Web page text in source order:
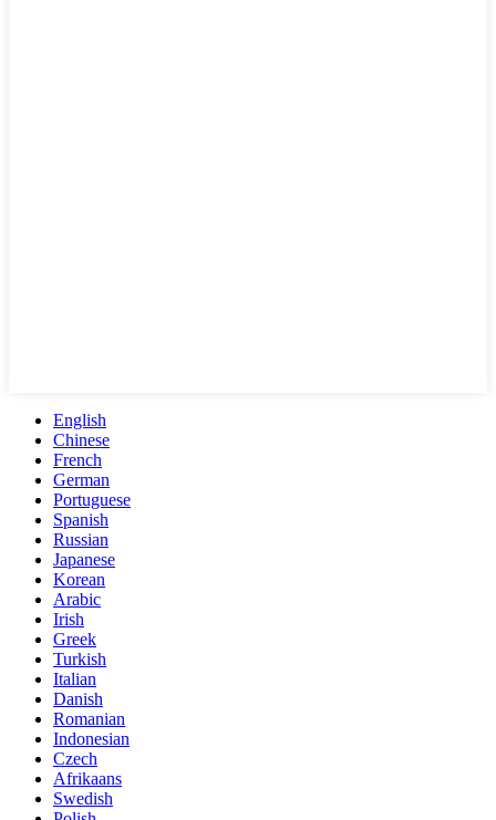
English
Chinese
French
German
Portuguese
Spanish
Russian
Japanese
Korean
Arabic
Irish
Greek
Turkish
Italian
Danish
Romanian
Indonesian
Czech
Afrikaans
Swedish